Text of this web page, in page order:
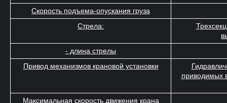
Скорость подъема-опускания груза
Стрела:
- длина стрелы
Привод механизмов крановой установки
приводимых
Максимальная скорость движения крана